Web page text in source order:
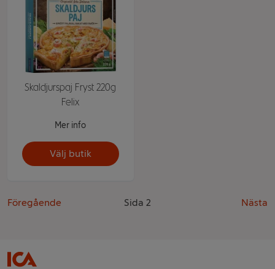
Skaldjurspaj Fryst 220g
Felix
Mer info
Välj butik
Föregående Sida 2 Nästa